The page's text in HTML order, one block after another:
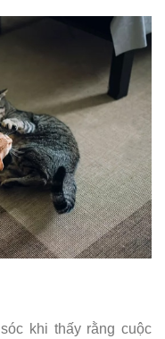
khi thấy rằng cuộc